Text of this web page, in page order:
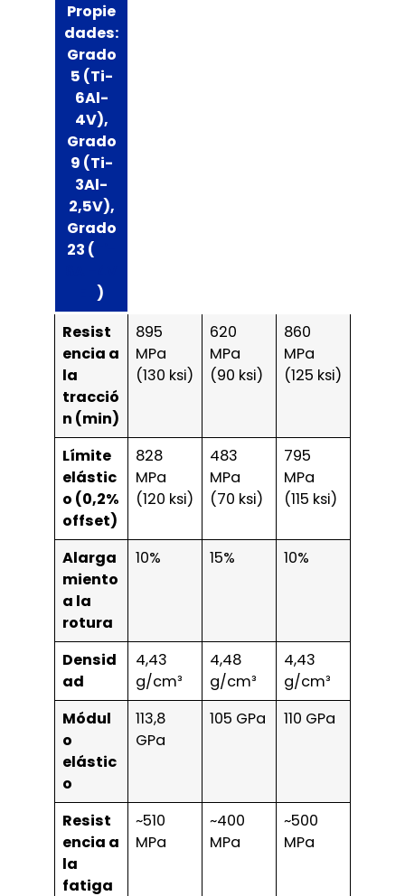
Propie
dades:
Grado
5 (Ti-
6Al-
4V),
Grado
9 (Ti-
3Al-
2,5V),
Grado
23 (
)
Resist
encia a
la
tracció
n (min)
895
MPa
(130 ksi)
620
MPa
(90 ksi)
860
MPa
(125 ksi)
Límite
elástic
o (0,2%
offset)
828
MPa
(120 ksi)
483
MPa
(70 ksi)
795
MPa
(115 ksi)
Alarga
miento
a la
rotura
10% 15% 10%
Densid
ad
4,43
g/cm³
4,48
g/cm³
4,43
g/cm³
Módul
o
elástic
o
113,8
GPa
105 GPa 110 GPa
Resist
encia a
la
fatiga
~510
MPa
~400
MPa
~500
MPa